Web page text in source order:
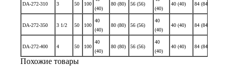
DA-272-310 3 50 100
(40)
80 (80) 56 (56)
(40)
40 (40) 84 (84)
DA-272-350 3 1/2 50 100
40
(40)
80 (80) 56 (56)
40
(40)
40 (40) 84 (84)
DA-272-400 4 50 100
40
(40)
80 (80) 56 (56)
40
(40)
40 (40) 84 (84)
Похожие товары